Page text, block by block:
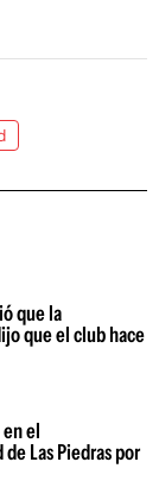
que la
que el club hace
el
Las Piedras por